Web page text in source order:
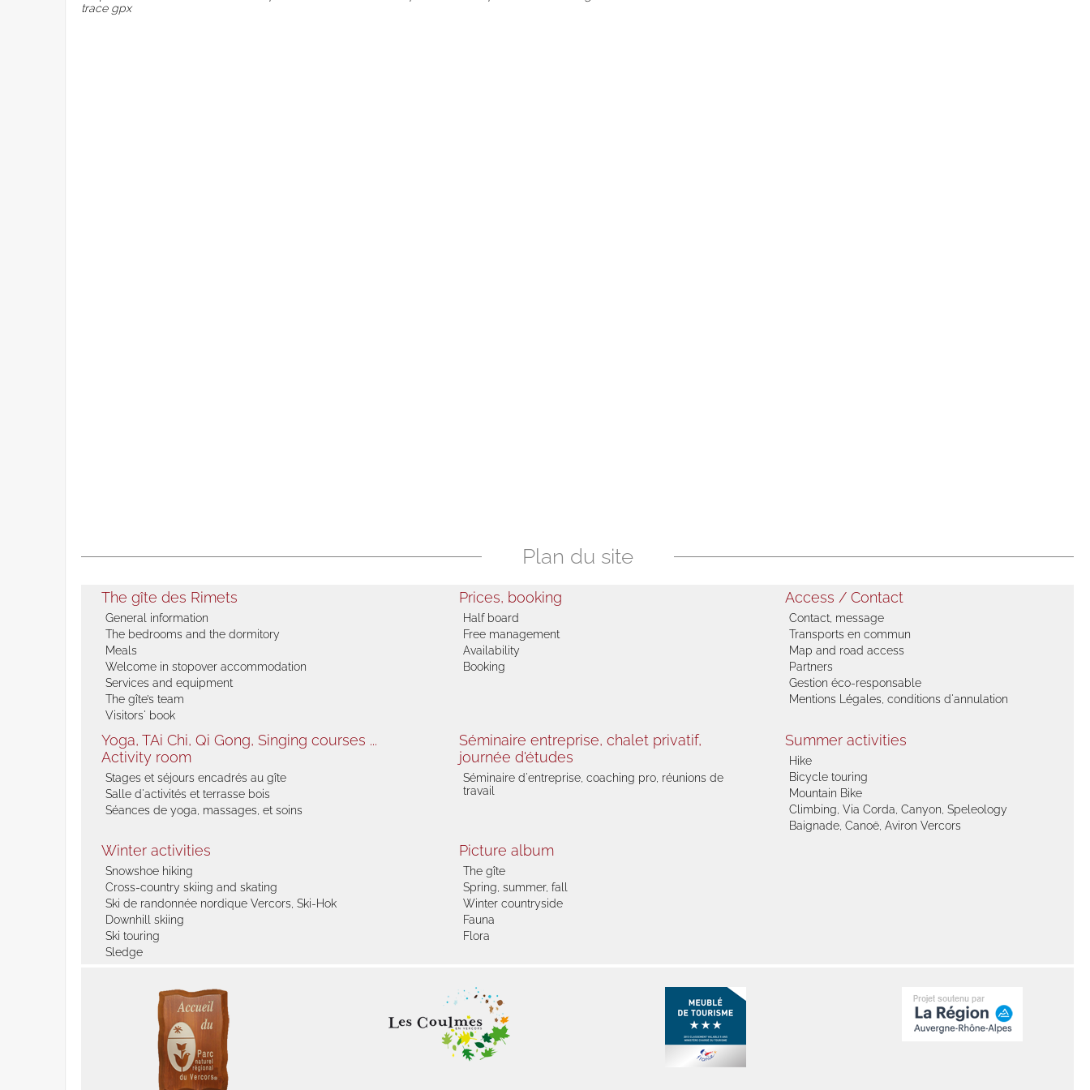
trace gpx
Plan du site
The gîte des Rimets
General information
The bedrooms and the dormitory
Meals
Welcome in stopover accommodation
Services and equipment
The gîte’s team
Visitors' book
Prices, booking
Half board
Free management
Availability
Booking
Access / Contact
Contact, message
Transports en commun
Map and road access
Partners
Gestion éco-responsable
Mentions Légales, conditions d'annulation
Yoga, TAi Chi, Qi Gong, Singing courses ...
Activity room
Stages et séjours encadrés au gîte
Salle d'activités et terrasse bois
Séances de yoga, massages, et soins
Séminaire entreprise, chalet privatif,
journée d'études
Séminaire d'entreprise, coaching pro, réunions de
travail
Summer activities
Hike
Bicycle touring
Mountain Bike
Climbing, Via Corda, Canyon, Speleology
Baignade, Canoë, Aviron Vercors
Winter activities
Snowshoe hiking
Cross-country skiing and skating
Ski de randonnée nordique Vercors, Ski-Hok
Downhill skiing
Ski touring
Sledge
Picture album
The gîte
Spring, summer, fall
Winter countryside
Fauna
Flora